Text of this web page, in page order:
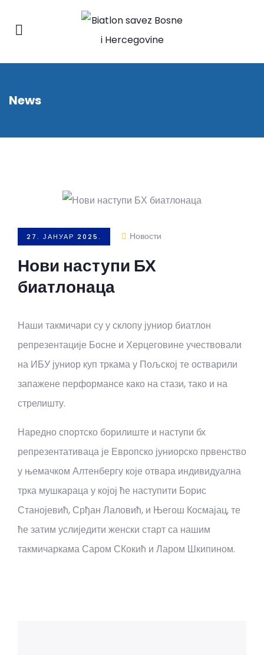
News
27. ЈАНУАР 2025. Новости
Нови наступи БХ
биатлонаца
Наши такмичари су у склопу јуниор биатлон
репрезентације Босне и Херцеговине учествовали
на ИБУ јуниор куп тркама у Пољској те остварили
запажене перформансе како на стази, тако и на
стрелишту.
Наредно спортско борилиште и наступи бх
репрезентативаца је Европско јуниорско првенство
у њемачком Алтенбергу које отвара индивидуална
трка мушкараца у којој ће наступити Борис
Станојевић, Срђан Лаловић, и Његош Космајац, те
ће затим услиједити женски старт са нашим
такмичаркама Саром СКокић и Ларом Шкипином.